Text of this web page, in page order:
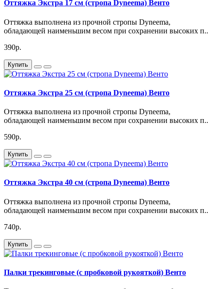
Оттяжка Экстра 17 см (стропа Dyneema) Венто
Оттяжка выполнена из прочной стропы Dyneema,
обладающей наименьшим весом при сохранении высоких п..
390р.
Купить
Оттяжка Экстра 25 см (стропа Dyneema) Венто
Оттяжка выполнена из прочной стропы Dyneema,
обладающей наименьшим весом при сохранении высоких п..
590р.
Купить
Оттяжка Экстра 40 см (стропа Dyneema) Венто
Оттяжка выполнена из прочной стропы Dyneema,
обладающей наименьшим весом при сохранении высоких п..
740р.
Купить
Палки трекинговые (с пробковой рукояткой) Венто